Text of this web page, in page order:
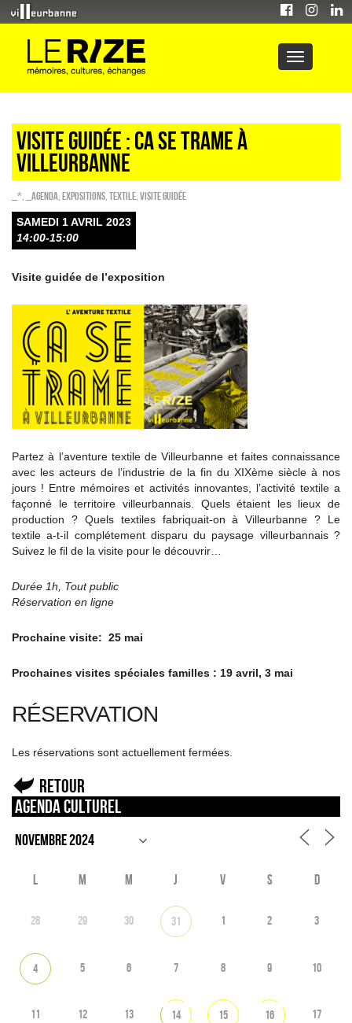
Visite guidée : Ca se trame à
Villeurbanne
_* _Agenda EXPOSITIONS Textile Visite guidée
SAMEDI 1 AVRIL 2023
14:00-15:00
Visite guidée de l’exposition
Partez à l’aventure textile de Villeurbanne et faites connaissance
avec les acteurs de l’industrie de la fin du XIXème siècle à nos
jours ! Entre mémoires et activités innovantes, l’activité textile a
façonné le territoire villeurbannais. Quels étaient les lieux de
production ? Quels textiles fabriquait-on à Villeurbanne ? Le
textile a-t-il complétement disparu du paysage villeurbannais ?
Suivez le fil de la visite pour le découvrir…
Durée 1h, Tout public
Réservation en ligne
Prochaine visite: 25 mai
Prochaines visites spéciales familles : 19 avril, 3 mai
RÉSERVATION
Les réservations sont actuellement fermées.
Retour
Agenda culturel
L M M J V S D
28 29 30 31 1 2 3
4 5 6 7 8 9 10
11 12 13 14 15 16 17